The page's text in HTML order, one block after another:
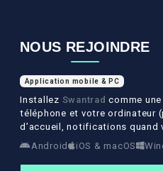
NOUS REJOINDRE
Application mobile & PC
Installez Swantrad comme
téléphone et votre ordinateur
d’accueil, notifications quand
Android
iOS & macOS